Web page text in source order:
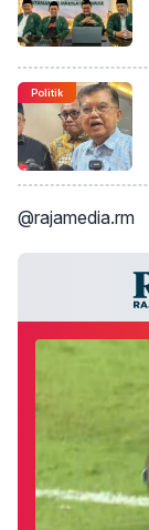
Politik
@rajamedia.rm